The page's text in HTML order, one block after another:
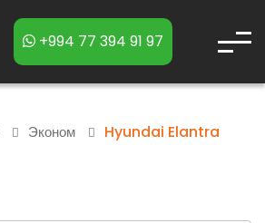
+994 77 394 91 97
Эконом Hyundai Elantra